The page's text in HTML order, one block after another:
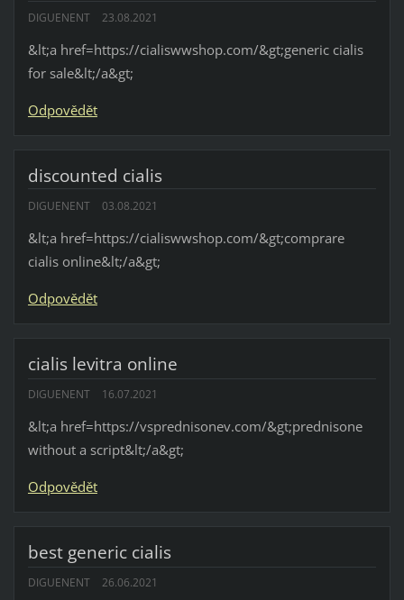
DIGUENENT 23.08.2021
&lt;a href=https://cialiswwshop.com/&gt;generic cialis
for sale&lt;/a&gt;
Odpovědět
discounted cialis
DIGUENENT 03.08.2021
&lt;a href=https://cialiswwshop.com/&gt;comprare
cialis online&lt;/a&gt;
Odpovědět
cialis levitra online
DIGUENENT 16.07.2021
&lt;a href=https://vsprednisonev.com/&gt;prednisone
without a script&lt;/a&gt;
Odpovědět
best generic cialis
DIGUENENT 26.06.2021